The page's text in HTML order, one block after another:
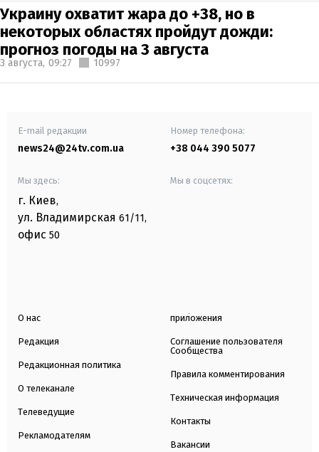
Украину охватит жара до +38, но в
некоторых областях пройдут дожди:
прогноз погоды на 3 августа
3 августа, 09:27 10997
E-mail редакции
news24@24tv.com.ua
Номер телефона:
+38 044 390 5077
Мы здесь:
г. Киев,
ул. Владимирская 61/11,
офис 50
Мы в соцсетях:
О нас
Редакция
Редакционная политика
О телеканале
Телеведущие
Рекламодателям
приложения
Соглашение пользователя
Сообщества
Правила комментирования
Техническая информация
Контакты
Вакансии